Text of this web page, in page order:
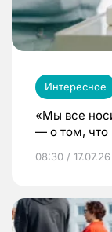
Интересное
«Мы все
— о том, что
08:30 / 17.07.26